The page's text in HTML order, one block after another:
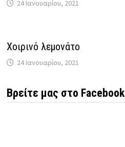
24 Ιανουαρίου, 2021
Χοιρινό λεμονάτο
24 Ιανουαρίου, 2021
Βρείτε μας στο Facebook